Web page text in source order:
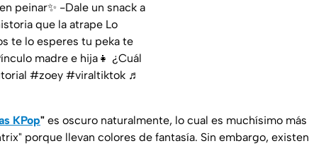
peinar✨ -Dale un snack a
que la atrape Lo
te lo esperes tu peka te
madre e hija👧 ¿Cuál
#zoey #viraltiktok ♬
KPop" es oscuro naturalmente, lo cual es muchísimo más
porque llevan colores de fantasía. Sin embargo, existen